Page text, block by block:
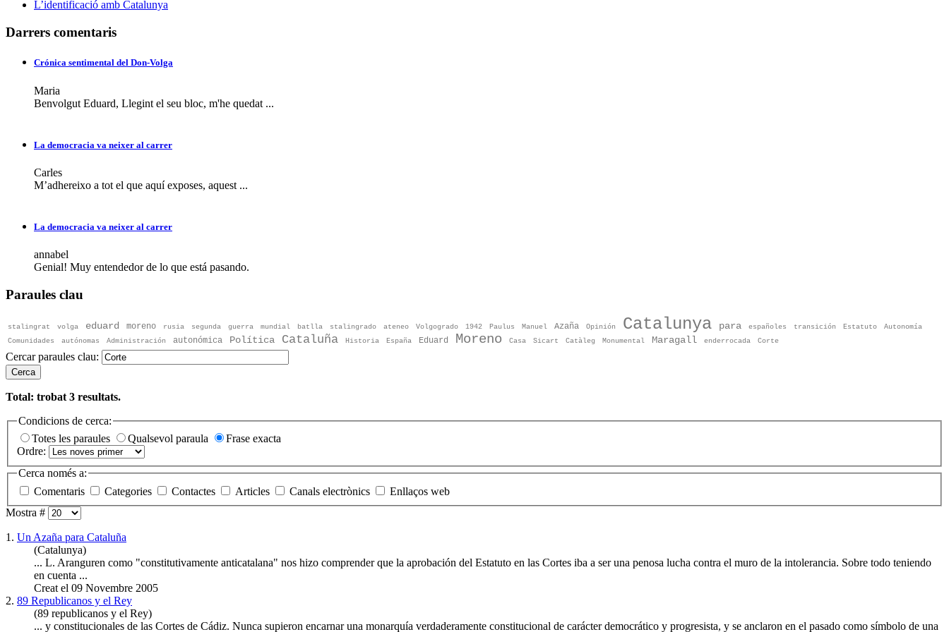
L’identificació amb Catalunya
Darrers comentaris
Crónica sentimental del Don-Volga
Maria
Benvolgut Eduard, Llegint el seu bloc, m'he quedat ...
La democracia va neixer al carrer
Carles
M’adhereixo a tot el que aquí exposes, aquest ...
La democracia va neixer al carrer
annabel
Genial! Muy entendedor de lo que está pasando.
Paraules clau
stalingrat volga eduard moreno rusia segunda guerra mundial batlla stalingrado ateneo Volgogrado 1942 Paulus Manuel Azaña Opinión Catalunya para españoles transición Estatuto
Autonomía
Comunidades
autónomas Administración autonómica Política Cataluña Historia España Eduard Moreno Casa Sicart Catàleg Monumental Maragall enderrocada Corte
Cercar paraules clau:
Cerca
Total: trobat 3 resultats.
Condicions de cerca:
Totes les paraules
Qualsevol paraula
Frase exacta
Ordre:
Cerca només a:
Comentaris
Categories Contactes Articles Canals electrònics
Enllaços web
Mostra #
1. Un Azaña para Cataluña
(Catalunya)
... L. Aranguren como "constitutivamente anticatalana" nos hizo comprender que la aprobación del Estatuto en las Cortes iba a ser una penosa lucha contra el muro de la intolerancia. Sobre todo teniendo
en cuenta ...
Creat el 09 Novembre 2005
2. 89 Republicanos y el Rey
(89 republicanos y el Rey)
... y constitucionales de las Cortes de Cádiz. Nunca supieron encarnar una monarquía verdaderamente constitucional de carácter democrático y progresista, y se anclaron en el pasado como símbolo de una